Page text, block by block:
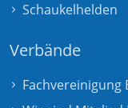
Schaukelhelden
Verbände
Fachvereinigung